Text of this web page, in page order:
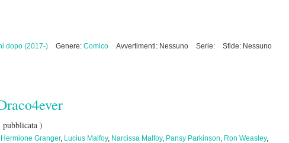
dopo (2017-) Genere: Comico Avvertimenti: Nessuno Serie:
Sfide: Nessuno
pubblicata )
Hermione Granger, Lucius Malfoy, Narcissa Malfoy, Pansy Parkinson, Ron Weasley,